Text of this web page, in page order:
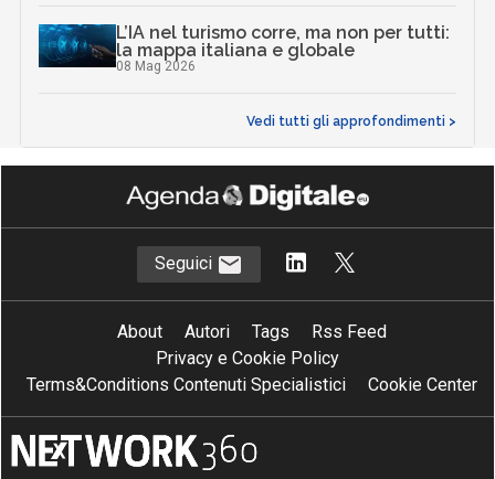
L’IA nel turismo corre, ma non per tutti:
la mappa italiana e globale
08 Mag 2026
Vedi tutti gli approfondimenti >
Seguici
About Autori Tags
Rss Feed
Privacy e Cookie Policy
Terms&Conditions Contenuti Specialistici
Cookie Center